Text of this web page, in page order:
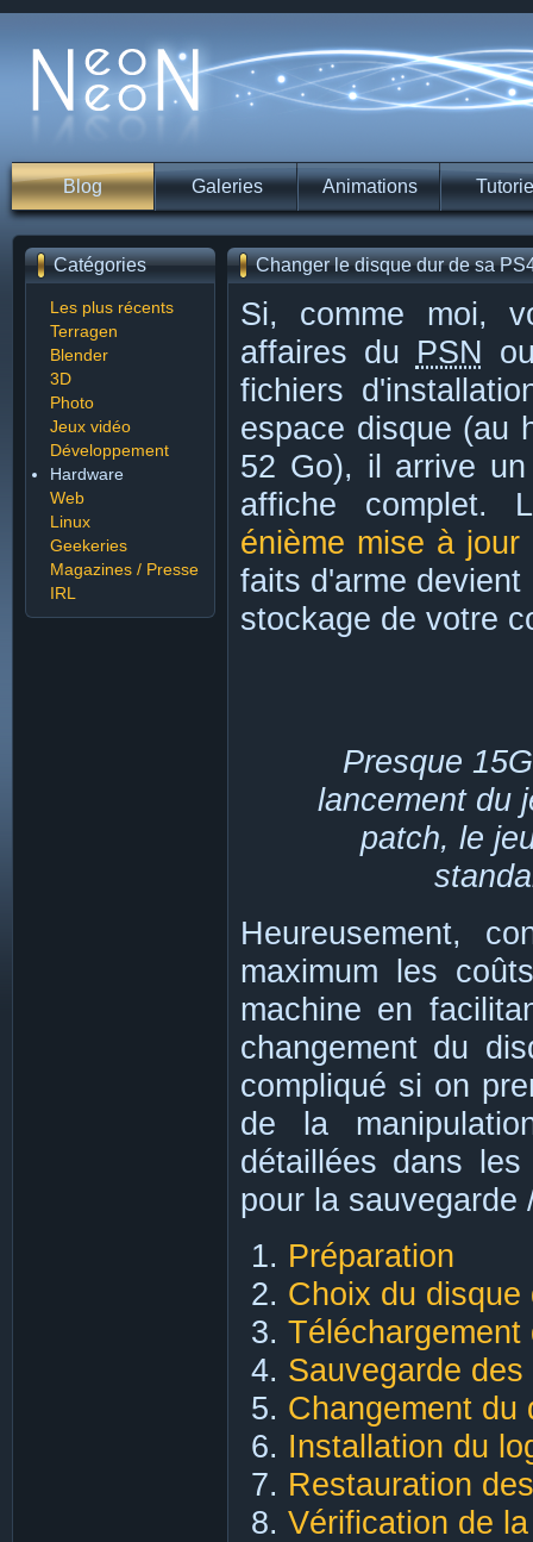
Blog Galeries Animations
Catégories
Les plus récents
Terragen
Blender
3D
Photo
Jeux vidéo
Développement
Hardware
Web
Linux
Geekeries
Magazines / Presse
IRL
Changer le disque dur de sa
Si, comme moi,
affaires du PSN
fichiers
espace disque (au
52 Go), il arrive
affiche complet.
énième mise à jour
faits d'arme
stockage de votre
Presque
lancement du
patch, le
Heureusement,
maximum les
machine en
changement du
compliqué si on
de la
détaillées dans
pour la sauvegarde
Préparation
Choix du disque
Sauvegarde
Changement du
Installation du
Restauration
Vérification de